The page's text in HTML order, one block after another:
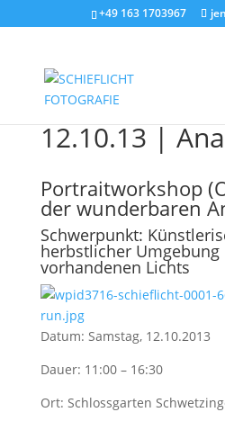
+49 163 1703967
12.10.13 |
Portraitworkshop
der wunderbaren
Schwerpunkt:
herbstlicher Umgebung
vorhandenen Lichts
Datum: Samstag, 12.10.2013
Dauer: 11:00 – 16:30
Ort: Schlossgarten